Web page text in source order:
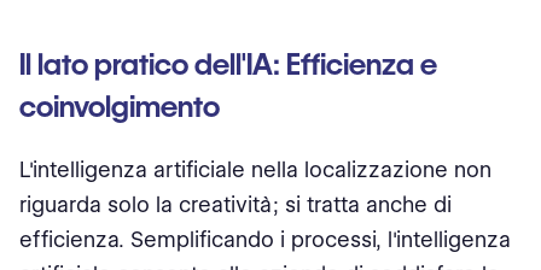
Il lato pratico dell'IA: Efficienza e
coinvolgimento
L'intelligenza artificiale nella localizzazione non
riguarda solo la creatività; si tratta anche di
efficienza. Semplificando i processi, l'intelligenza